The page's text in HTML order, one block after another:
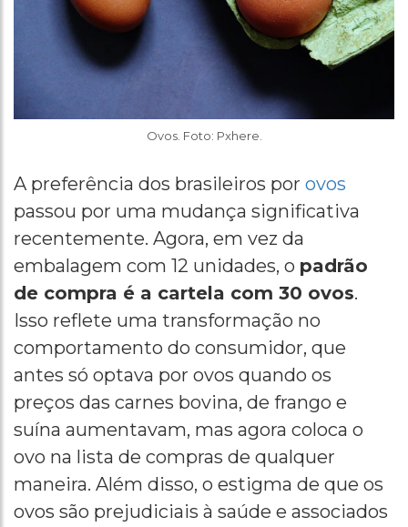
Ovos. Foto: Pxhere.
A preferência dos brasileiros por ovos
passou por uma mudança significativa
recentemente. Agora, em vez da
embalagem com 12 unidades, o padrão
de compra é a cartela com 30 ovos.
Isso reflete uma transformação no
comportamento do consumidor, que
antes só optava por ovos quando os
preços das carnes bovina, de frango e
suína aumentavam, mas agora coloca o
ovo na lista de compras de qualquer
maneira. Além disso, o estigma de que os
ovos são prejudiciais à saúde e associados